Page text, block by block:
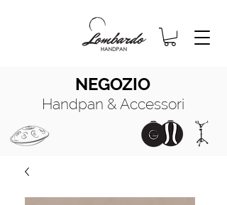
NEGOZIO
Handpan & Accessori